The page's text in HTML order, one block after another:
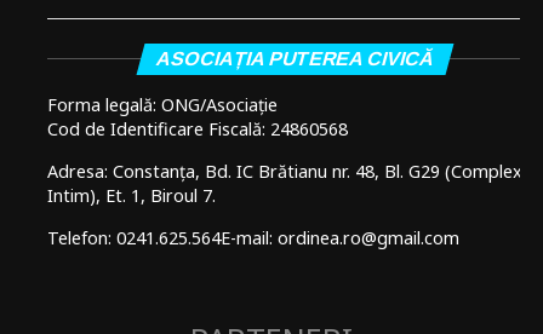
ASOCIAȚIA PUTEREA CIVICĂ
Forma legală: ONG/Asociație
Cod de Identificare Fiscală: 24860568
Adresa: Constanța, Bd. IC Brătianu nr. 48, Bl. G29 (Complex
Intim), Et. 1, Biroul 7.
Telefon: 0241.625.564E-mail: ordinea.ro@gmail.com